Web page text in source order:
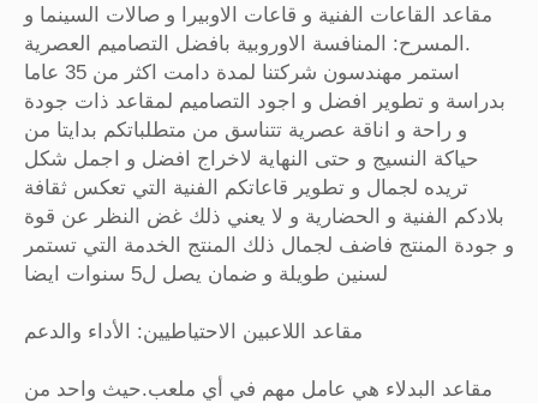
مقاعد القاعات الفنية و قاعات الاوبيرا و صالات السينما و
المسرح: المنافسة الاوروبية بافضل التصاميم العصرية.
استمر مهندسون شركتنا لمدة دامت اكثر من 35 عاما
بدراسة و تطوير افضل و اجود التصاميم لمقاعد ذات جودة
و راحة و اناقة عصرية تتناسق من متطلباتكم بدايتا من
حياكة النسيج و حتى النهاية لاخراج افضل و اجمل شكل
تريده لجمال و تطوير قاعاتكم الفنية التي تعكس ثقافة
بلادكم الفنية و الحضارية و لا يعني ذلك غض النظر عن قوة
و جودة المنتج فاضف لجمال ذلك المنتج الخدمة التي تستمر
لسنين طويلة و ضمان يصل ل5 سنوات ايضا
مقاعد اللاعبين الاحتياطيين: الأداء والدعم
مقاعد البدلاء هي عامل مهم في أي ملعب.حيث واحد من